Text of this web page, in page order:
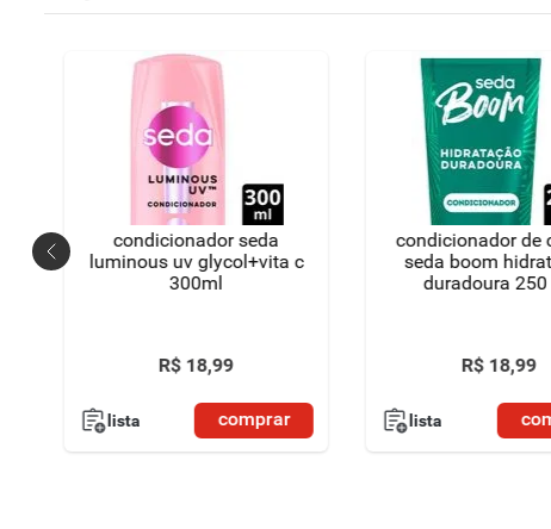
condicionador seda
luminous uv glycol+vita c
300ml
R$ 18,99
lista comprar
condicionador de
seda boom
duradoura
R$ 18,99
lista